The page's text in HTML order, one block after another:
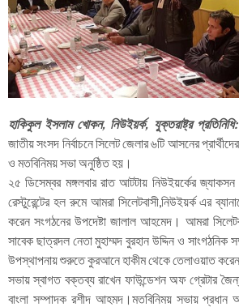
হাকিকুল ইসলাম খোকন, নিউইয়র্ক, যুক্তরাষ্ট্র প্রতিনিধি:
জাতীয় সংসদ নির্বাচনে সিলেট জেলার ৬টি আসনের
ও মতবিনিময় সভা অনুষ্ঠিত হয়।
২৫ ডিসেম্বর মঙ্গলবার রাত আটটায় নিউইয়র্কের
রেস্টুরেন্টের হল রুমে আমরা সিলেটবাসী,নিউইয়র্ক এর
করেন সংগঠনের উপদেষ্টা জালাল আহমেদ। আমরা
সাবেক ছাত্রদল নেতা মুহাম্মদ বুরহান উদ্দিন ও
উপস্থাপনায় শুরুতে কুরআনে হাকীম থেকে তেলাওয়াত
সভায় স্বাগত বক্তব্য রাখেন ফাউন্ডেশন অফ গ্রেটার
বাংলা সম্পাদক রশীদ আহমদ।মতবিনিময় সভায় প্রধান